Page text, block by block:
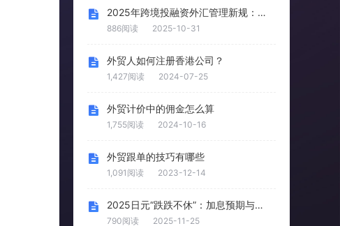
2025年跨境投融资外汇管理新规：43号文为外商投资释放三大
886阅读 2025-10-31
外贸人如何注册香港公司？
1,427阅读 2024-07-25
外贸计价中的佣金怎么算
1,755阅读 2024-10-16
外贸跟单的技巧有哪些
1,091阅读 2023-12-14
2025日元“跌跌不休”：加息预期与财政猛药拉锯
790阅读 2025-11-25